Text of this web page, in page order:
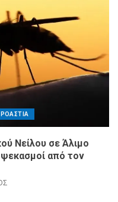
Νείλου σε Άλιμο
από τον